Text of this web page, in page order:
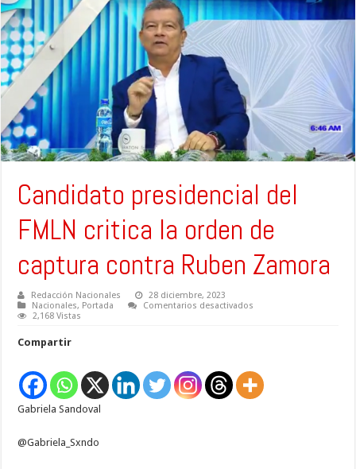
Candidato presidencial del
FMLN critica la orden de
captura contra Ruben Zamora
Redacción Nacionales
28 diciembre, 2023
Nacionales, Portada Comentarios desactivados
orden
de
captura
2,168 Vistas
Compartir
Gabriela Sandoval
@Gabriela_Sxndo